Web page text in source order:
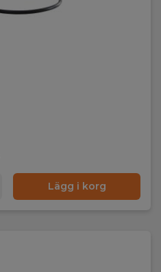
Lägg i korg